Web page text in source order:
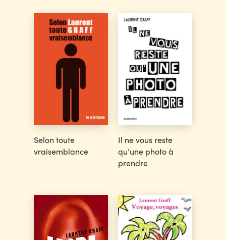
Selon toute
vraisemblance
Il ne vous reste
qu’une photo à
prendre